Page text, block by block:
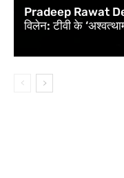
Pradeep Rawat
विलेन: टीवी के